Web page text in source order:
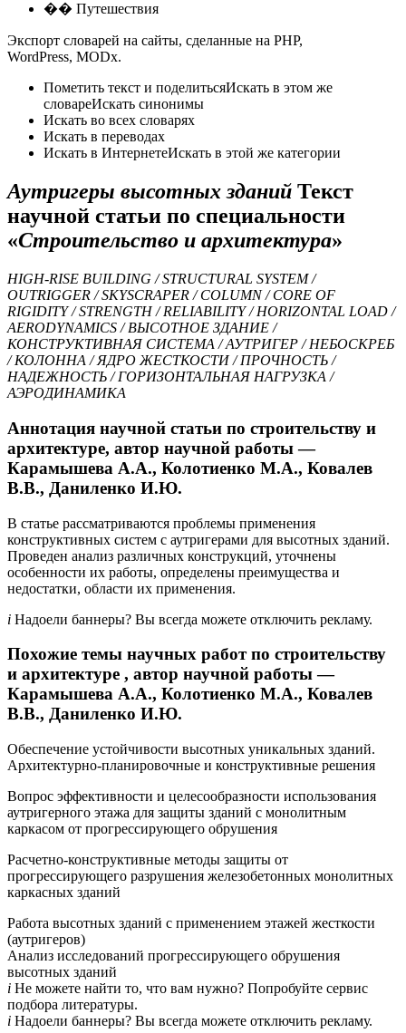
�� Путешествия
Экспорт словарей на сайты, сделанные на PHP,
WordPress, MODx.
Пометить текст и поделитьсяИскать в этом же
словареИскать синонимы
Искать во всех словарях
Искать в переводах
Искать в ИнтернетеИскать в этой же категории
Аутригеры высотных зданий Текст
научной статьи по специальности
«Строительство и архитектура»
HIGH-RISE BUILDING / STRUCTURAL SYSTEM /
OUTRIGGER / SKYSCRAPER / COLUMN / CORE OF
RIGIDITY / STRENGTH / RELIABILITY / HORIZONTAL LOAD /
AERODYNAMICS / ВЫСОТНОЕ ЗДАНИЕ /
КОНСТРУКТИВНАЯ СИСТЕМА / АУТРИГЕР / НЕБОСКРЕБ
/ КОЛОННА / ЯДРО ЖЕСТКОСТИ / ПРОЧНОСТЬ /
НАДЕЖНОСТЬ / ГОРИЗОНТАЛЬНАЯ НАГРУЗКА /
АЭРОДИНАМИКА
Аннотация научной статьи по строительству и
архитектуре, автор научной работы —
Карамышева А.А., Колотиенко М.А., Ковалев
В.В., Даниленко И.Ю.
В статье рассматриваются проблемы применения
конструктивных систем с аутригерами для высотных зданий.
Проведен анализ различных конструкций, уточнены
особенности их работы, определены преимущества и
недостатки, области их применения.
i Надоели баннеры? Вы всегда можете отключить рекламу.
Похожие темы научных работ по строительству
и архитектуре , автор научной работы —
Карамышева А.А., Колотиенко М.А., Ковалев
В.В., Даниленко И.Ю.
Обеспечение устойчивости высотных уникальных зданий.
Архитектурно-планировочные и конструктивные решения
Вопрос эффективности и целесообразности использования
аутригерного этажа для защиты зданий с монолитным
каркасом от прогрессирующего обрушения
Расчетно-конструктивные методы защиты от
прогрессирующего разрушения железобетонных монолитных
каркасных зданий
Работа высотных зданий с применением этажей жесткости
(аутригеров)
Анализ исследований прогрессирующего обрушения
высотных зданий
i Не можете найти то, что вам нужно? Попробуйте сервис
подбора литературы.
i Надоели баннеры? Вы всегда можете отключить рекламу.